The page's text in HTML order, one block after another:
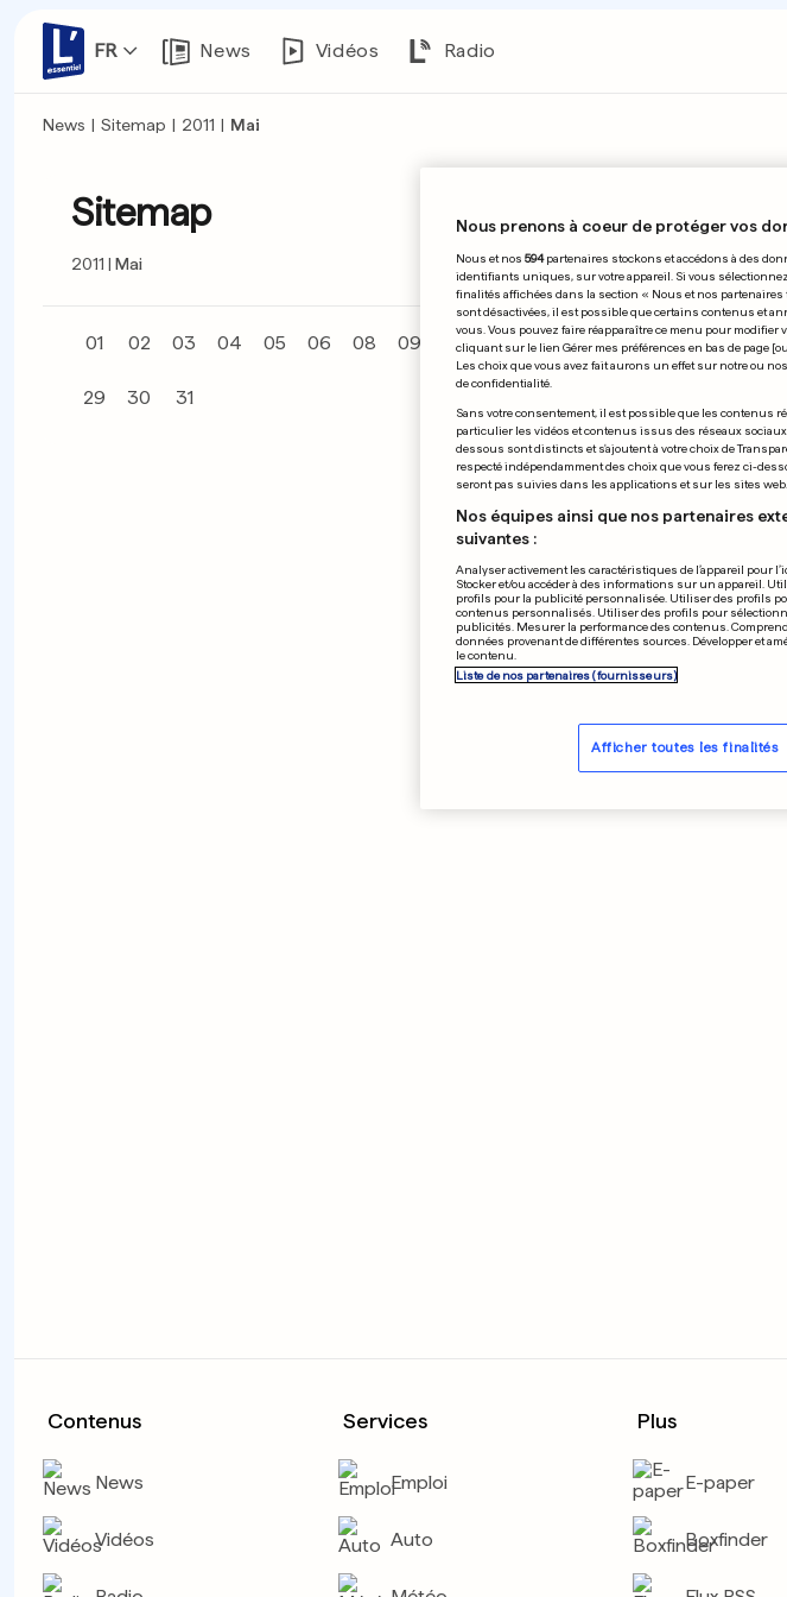
FR News Vidéos Radio
News | Sitemap | 2011 | Mai
Sitemap
2011 Mai
01 02 03 04 05 06 08 09 10 11 12 13 15 16 17 18
29 30 31
Contenus
News
Vidéos
Services
Emploi
Auto
Plus
E-paper
Boxfinder
Nous prenons à coeur de protéger vos
Nous et nos 594partenaires stockons et accédons à des
identifiants uniques, sur votre appareil. Si vous
finalités affichées dans la section « Nous et nos
sont désactivées, il est possible que certains contenus et
vous. Vous pouvez faire réapparaître ce menu pour
cliquant sur le lien Gérer mes préférences en bas de page
Les choix que vous avez fait aurons un effet sur notre ou
de confidentialité.
Sans votre consentement, il est possible que les contenus
particulier les vidéos et contenus issus des réseaux
dessous sont distincts et s'ajoutent à votre choix de
respecté indépendamment des choix que vous ferez ci-
seront pas suivies dans les applications et sur les sites web.
Nos équipes ainsi que nos partenaires
suivantes :
Analyser activement les caractéristiques de l’appareil pour
Stocker et/ou accéder à des informations sur un appareil.
profils pour la publicité personnalisée. Utiliser des profils
contenus personnalisés. Utiliser des profils pour
publicités. Mesurer la performance des contenus.
données provenant de différentes sources. Développer et
le contenu.
Liste de nos partenaires (fournisseurs)
Afficher toutes les finalités